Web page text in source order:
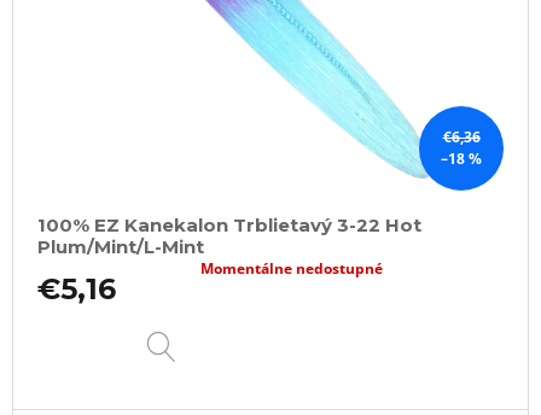
€6,36
–18 %
100% EZ Kanekalon Trblietavý 3-22 Hot
Plum/Mint/L-Mint
€5,16
Momentálne nedostupné